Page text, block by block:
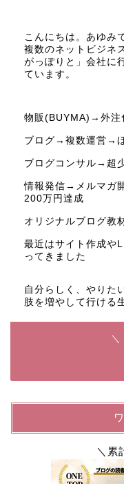
こんにちは。あゆみ
複数のネットビジネ
がっぽりと」会社に
ています。
物販(BUYMA)→外注
ブログ→複数運営→
ブログコンサル→超
情報発信→メルマガ
200万円達成
オリジナルブログ教
最近はサイト作成や
ってきました
自分らしく、やりた
肢を増やして行ける
＼累